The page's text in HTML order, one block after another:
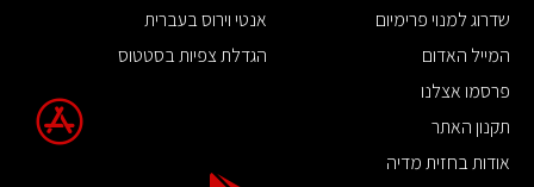
שדרוג למנוי פרימיום
המייל האדום
פרסמו אצלנו
תקנון האתר
אודות בחזית מדיה
אנטי וירוס בעברית
הגדלת צפיות בסטטוס